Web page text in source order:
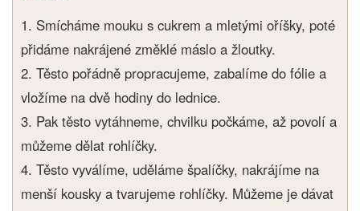
1. Smícháme mouku s cukrem a mletými oříšky, poté
přidáme nakrájené změklé máslo a žloutky.
2. Těsto pořádně propracujeme, zabalíme do fólie a
vložíme na dvě hodiny do lednice.
3. Pak těsto vytáhneme, chvilku počkáme, až povolí a
můžeme dělat rohlíčky.
4. Těsto vyválíme, uděláme špalíčky, nakrájíme na
menší kousky a tvarujeme rohlíčky. Můžeme je dávat